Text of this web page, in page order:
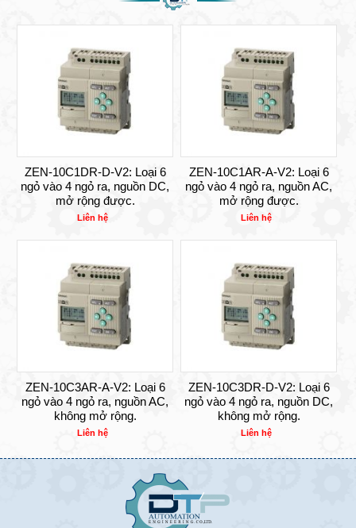
ZEN-10C1DR-D-V2: Loại 6
ngỏ vào 4 ngỏ ra, nguồn DC,
mở rộng được.
Liên hệ
ZEN-10C1AR-A-V2: Loại 6
ngỏ vào 4 ngỏ ra, nguồn AC,
mở rộng được.
Liên hệ
ZEN-10C3AR-A-V2: Loại 6
ngỏ vào 4 ngỏ ra, nguồn AC,
không mở rộng.
Liên hệ
ZEN-10C3DR-D-V2: Loại 6
ngỏ vào 4 ngỏ ra, nguồn DC,
không mở rộng.
Liên hệ